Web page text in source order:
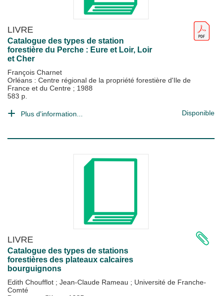
LIVRE
Catalogue des types de station
forestière du Perche : Eure et Loir, Loir
et Cher
François Charnet
Orléans : Centre régional de la propriété forestière d'Ile de
France et du Centre ; 1988
583 p.
Plus d'information... Disponible
LIVRE
Catalogue des types de stations
forestières des plateaux calcaires
bourguignons
Edith Choufflot ; Jean-Claude Rameau ; Université de Franche-
Comté